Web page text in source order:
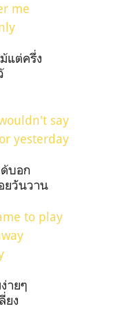
me
แต่ครึ่ง
say
yesterday
บอก
ยวันวาน
to play
ายๆ
ยง